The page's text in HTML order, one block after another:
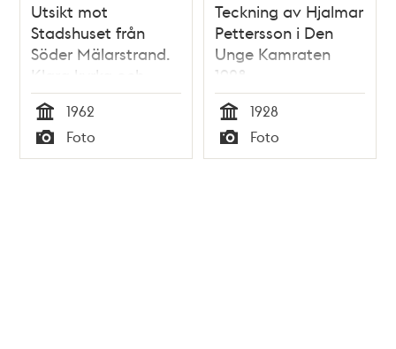
Utsikt mot
Stadshuset från
Söder Mälarstrand.
Klara kyrka och
höghusen i fonden
Tid
1962
Typ
Foto
Teckning av Hjalmar
Pettersson i Den
Unge Kamraten
1928.
Tid
1928
Typ
Foto